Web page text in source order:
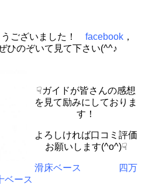
うございました！ facebook ，
ひのぞいて見て下さい(^^♪
☟ガイドが皆さんの感想
を見て励みにしておりま
す！
よろしければ口コミ評価
お願いします(^o^)☟
滑床ベース
四万
ベース